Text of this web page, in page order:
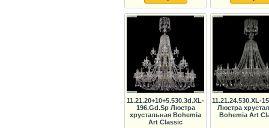
11.21.20+10+5.530.3d.XL-
196.Gd.Sp Люстра
хрустальная Bohemia
Art Classic
11.21.24.530.XL-
Люстра
Bohemia Art